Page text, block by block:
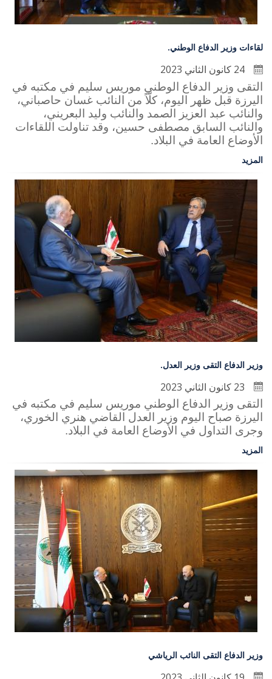
لقاءات وزير الدفاع الوطني.
التقى وزير الدفاع الوطني موريس سليم في مكتبه في
اليرزة قبل ظهر اليوم، كلّاً من النائب غسان حاصباني،
والنائب عبد العزيز الصمد والنائب وليد البعريني،
والنائب السابق مصطفى حسين، وقد تناولت اللقاءات
الأوضاع العامة في البلاد.
المزيد
وزير الدفاع التقى وزير العدل.
التقى وزير الدفاع الوطني موريس سليم في مكتبه في
اليرزة صباح اليوم وزير العدل القاضي هنري الخوري،
وجرى التداول في الأوضاع العامة في البلاد.
المزيد
وزير الدفاع التقى النائب الرياشي